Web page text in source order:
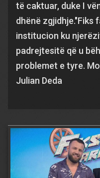
të caktuar, duke I
dhënë zgjidhje."Fiks
institucion ku
padrejtesitë që u
problemet e tyre.
Julian Deda